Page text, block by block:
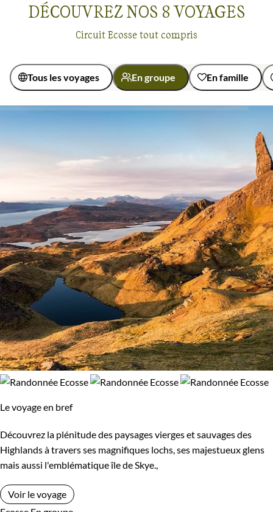
elles aussi un passé fascinant, tout en esquissant une scène
écossaise lors de soirées festives, rythmées par l'ode du
Haggis et l'ambiance chaleureuse des pubs. Marchez sur le
sentier West Highland Way et admirez des paysages d'une
plongez dans l'aventure, remplissez vos poumons d'air frais
des montagnes, laissez-vous envoûter par le récit des guides,
vivez l'Écosse de manière authentique et partagez ces
moments inoubliables.
Guide de voyage Ecosse
DÉCOUVREZ NOS 8VOYAGES
Circuit Ecosse tout compris
Tous les voyages En groupe En famille
Itinérant En étoile
Environnement
Bord de mer et îles Forêts, collines, rivières et lacs
Le voyage en bref
Découvrez la plénitude des paysages vierges et sauvages des
Highlands à travers ses magnifiques lochs, ses majestueux glens
mais aussi l'emblématique île de Skye.,
Voir le voyage